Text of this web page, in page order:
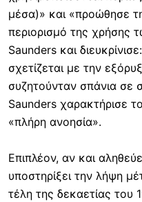
μέσα)» και «προώθησε
περιορισμό της χρήσης
Saunders και
σχετίζεται με την
συζητούνταν σπάνια σε
Saunders χαρακτήρισε
«πλήρη ανοησία».
Επιπλέον, αν και
υποστηρίξει την λήψη
τέλη της δεκαετίας του